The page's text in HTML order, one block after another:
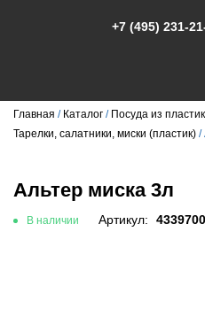
+7 (495) 231-
Главная Каталог Посуда из
Тарелки, салатники, миски (пластик)
Альтер миска 3л
В наличии Артикул: 4339700